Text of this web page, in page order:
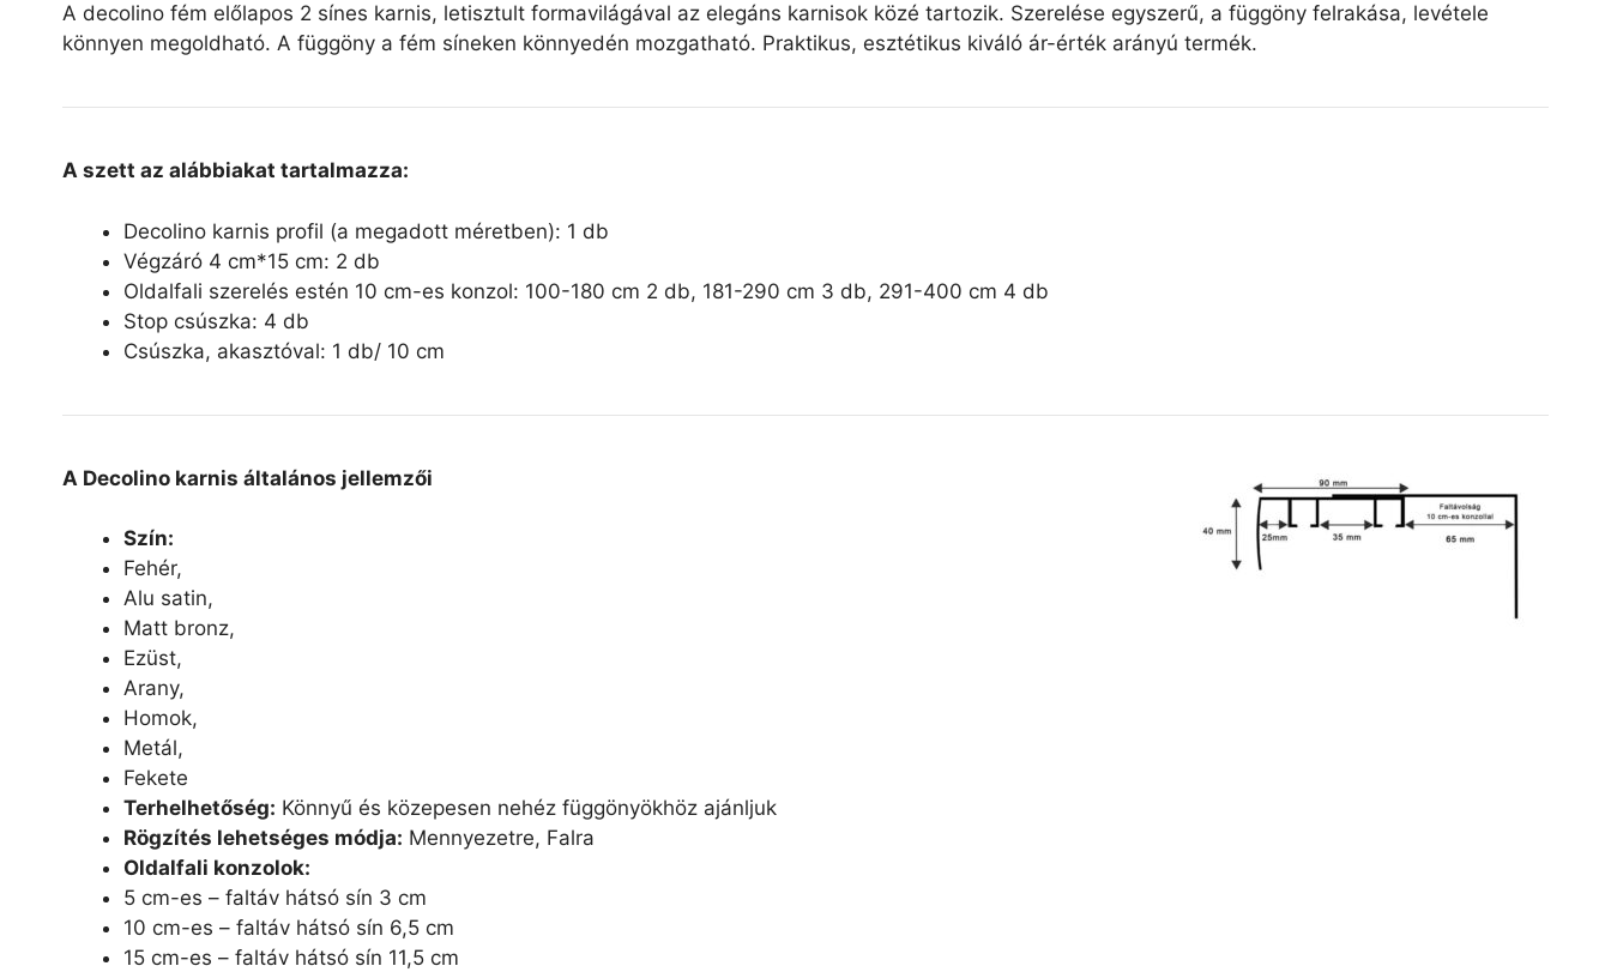
A decolino fém előlapos 2 sínes karnis, letisztult formavilágával az elegáns karnisok közé tartozik. Szerelése egyszerű, a függöny felrakása, levétele
könnyen megoldható. A függöny a fém síneken könnyedén mozgatható. Praktikus, esztétikus kiváló ár-érték arányú termék.
A szett az alábbiakat tartalmazza:
Decolino karnis profil (a megadott méretben): 1 db
Végzáró 4 cm*15 cm: 2 db
Oldalfali szerelés estén 10 cm-es konzol: 100-180 cm 2 db, 181-290 cm 3 db, 291-400 cm 4 db
Stop csúszka: 4 db
Csúszka, akasztóval: 1 db/ 10 cm
A Decolino karnis általános jellemzői
Szín:
Fehér,
Alu satin,
Matt bronz,
Ezüst,
Arany,
Homok,
Metál,
Fekete
Terhelhetőség: Könnyű és közepesen nehéz függönyökhöz ajánljuk
Rögzítés lehetséges módja: Mennyezetre, Falra
Oldalfali konzolok:
5 cm-es – faltáv hátsó sín 3 cm
10 cm-es – faltáv hátsó sín 6,5 cm
15 cm-es – faltáv hátsó sín 11,5 cm